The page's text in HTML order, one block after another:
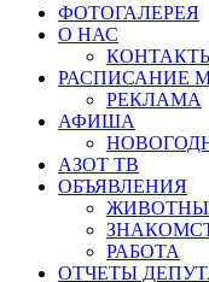
ФОТОГАЛЕРЕЯ
О НАС
РАСПИСАНИЕ
РЕКЛАМА
АФИША
АЗОТ ТВ
ОБЪЯВЛЕНИЯ
РАБОТА
ОТЧЕТЫ